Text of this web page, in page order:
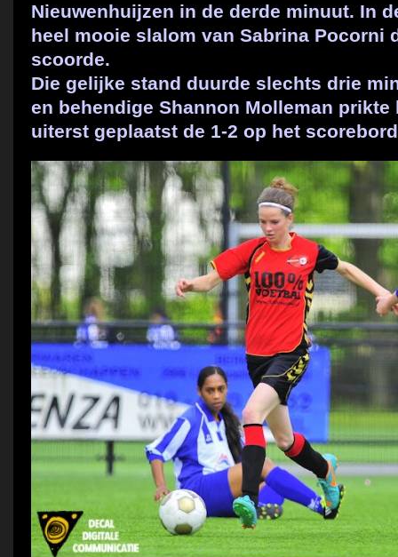
Nieuwenhuijzen in de derde minuut. In
heel mooie slalom van Sabrina Pocorni
scoorde.
Die gelijke stand duurde slechts drie
en behendige Shannon Molleman prikte
uiterst geplaatst de 1-2 op het